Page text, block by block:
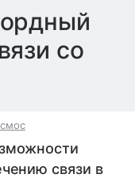
со
связи в